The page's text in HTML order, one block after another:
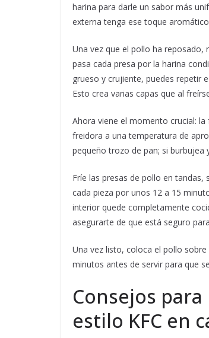
harina para darle un sabor más
externa tenga ese toque
Una vez que el pollo ha reposado,
pasa cada presa por la harina
grueso y crujiente, puedes repetir
Esto crea varias capas que al
Ahora viene el momento crucial:
freidora a una temperatura de
pequeño trozo de pan; si burbujea
Fríe las presas de pollo en
cada pieza por unos 12 a 15
interior quede completamente
asegurarte de que está seguro
Una vez listo, coloca el pollo
minutos antes de servir para que
Consejos
estilo KFC en